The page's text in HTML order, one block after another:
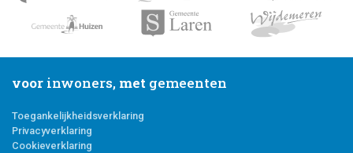
voor inwoners, met gemeenten
Toegankelijkheidsverklaring
Privacyverklaring
Cookieverklaring